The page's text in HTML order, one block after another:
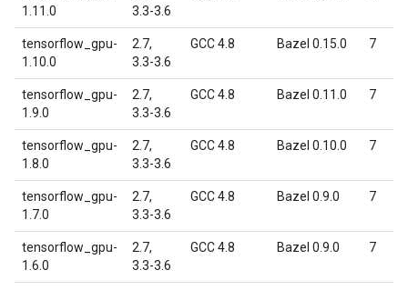
1.11.0
3.3-3.6
tensorflow_gpu-
1.10.0
2.7,
3.3-3.6
GCC 4.8 Bazel 0.15.0 7
tensorflow_gpu-
1.9.0
2.7,
3.3-3.6
GCC 4.8 Bazel 0.11.0 7
tensorflow_gpu-
1.8.0
2.7,
3.3-3.6
GCC 4.8 Bazel 0.10.0 7
tensorflow_gpu-
1.7.0
2.7,
3.3-3.6
GCC 4.8 Bazel 0.9.0 7
tensorflow_gpu-
1.6.0
2.7,
3.3-3.6
GCC 4.8 Bazel 0.9.0 7